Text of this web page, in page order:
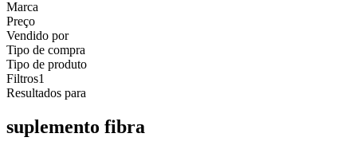
Marca
Preço
Vendido por
Tipo de compra
Tipo de produto
Filtros1
Resultados para
suplemento fibra